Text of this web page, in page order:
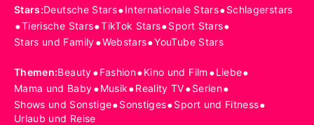
Stars:Deutsche Stars•Internationale Stars•Schlagerstars
•Tierische Stars•TikTok Stars•Sport Stars•
Stars und Family•Webstars•YouTube Stars
Themen:Beauty•Fashion•Kino und Film •Liebe•
Mama und Baby•Musik•Reality TV•Serien•
Shows und Sonstige•Sonstiges•Sport und Fitness•
Urlaub und Reise